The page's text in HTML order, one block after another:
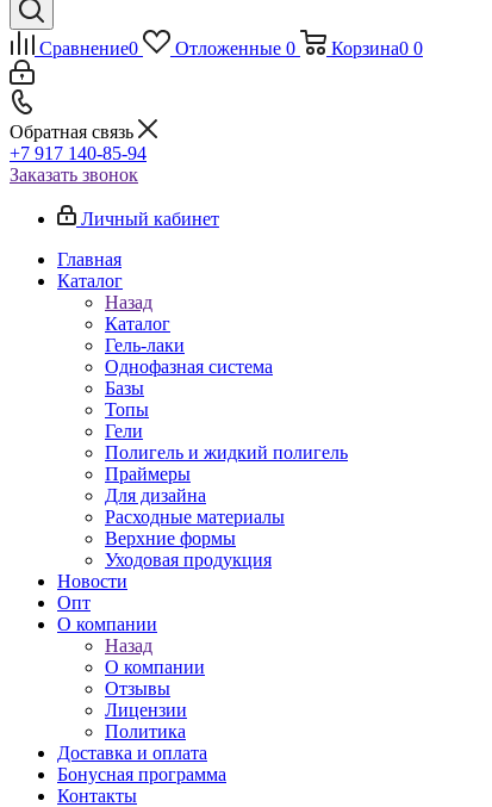
Сравнение0 Отложенные 0 Корзина0 0
Обратная связь
+7 917 140-85-94
Заказать звонок
Личный кабинет
Главная
Каталог
Назад
Каталог
Гель-лаки
Однофазная система
Базы
Топы
Гели
Полигель и жидкий полигель
Праймеры
Для дизайна
Расходные материалы
Верхние формы
Уходовая продукция
Новости
Опт
О компании
Назад
О компании
Отзывы
Лицензии
Политика
Доставка и оплата
Бонусная программа
Контакты